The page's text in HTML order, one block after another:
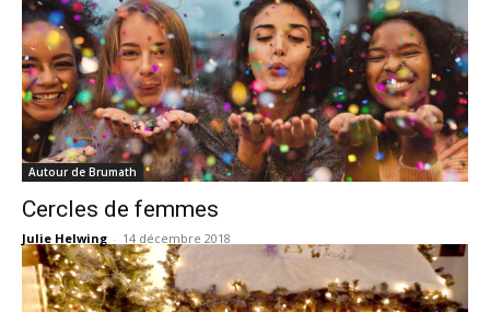
Autour de Brumath
Cercles de femmes
Julie Helwing - 14 décembre 2018